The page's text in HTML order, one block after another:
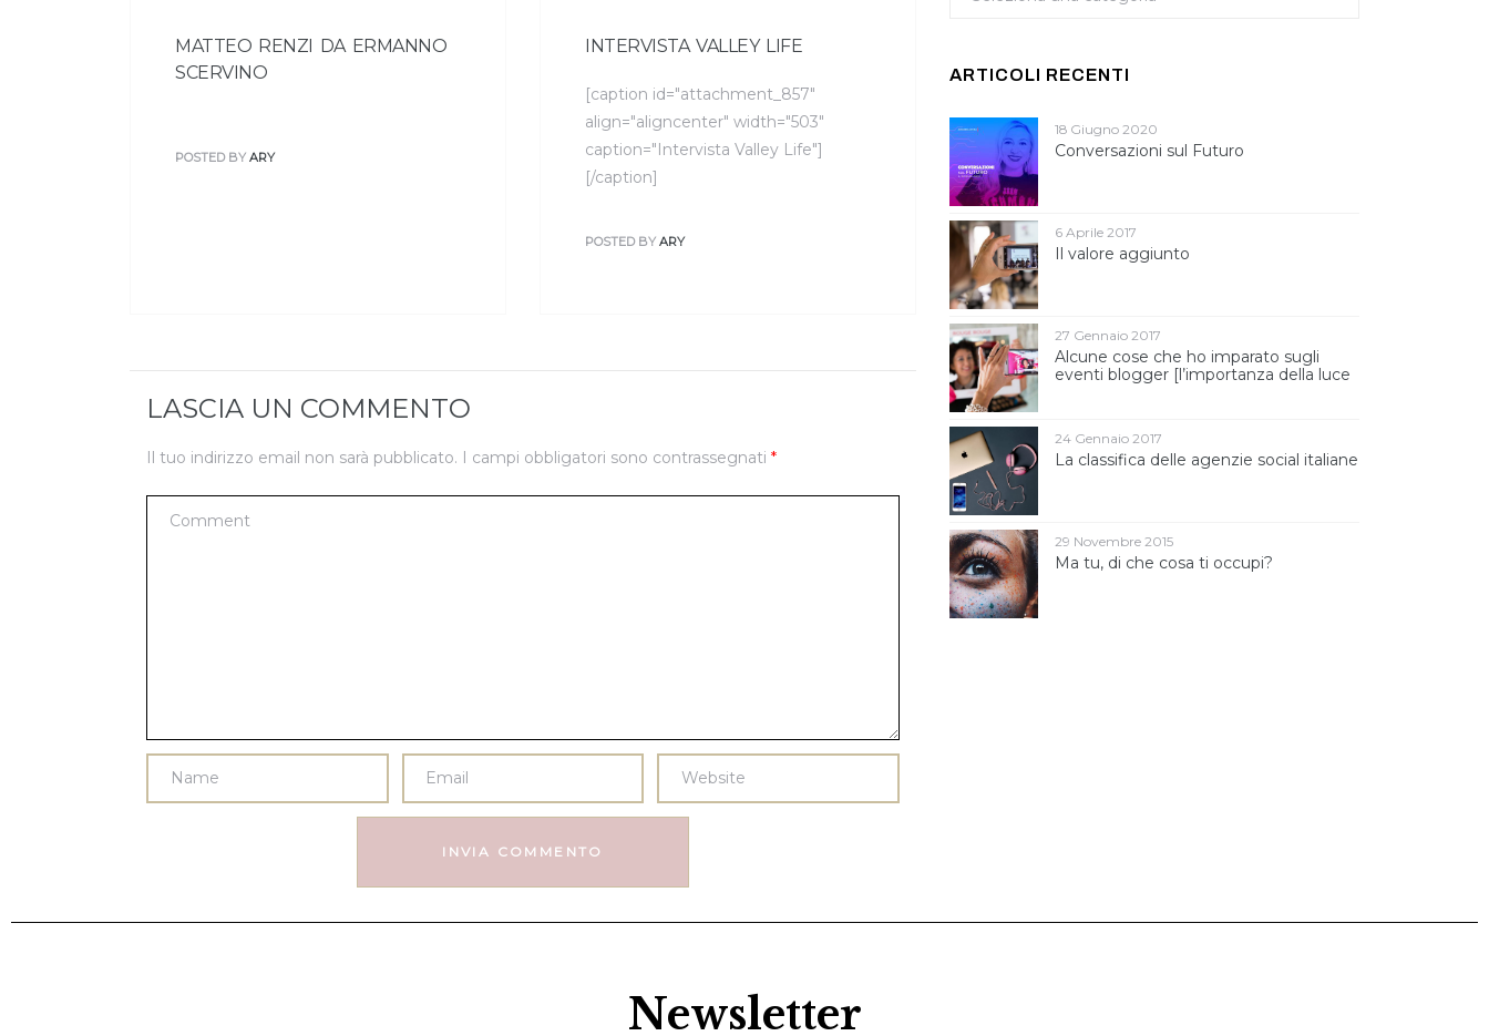
MATTEO RENZI DA ERMANNO
SCERVINO
POSTED BY ARY
INTERVISTA VALLEY LIFE
[caption id="attachment_857"
align="aligncenter" width="503"
caption="Intervista Valley Life"]
[/caption]
POSTED BY ARY
LASCIA UN COMMENTO
Il tuo indirizzo email non sarà pubblicato. I campi obbligatori sono contrassegnati *
ARTICOLI RECENTI
Conversazioni sul Futuro
18 Giugno 2020
Il valore aggiunto
6 Aprile 2017
Alcune cose che ho imparato sugli
eventi blogger [l’importanza della luce
27 Gennaio 2017
La classifica delle agenzie social italiane
24 Gennaio 2017
Ma tu, di che cosa ti occupi?
29 Novembre 2015
Newsletter